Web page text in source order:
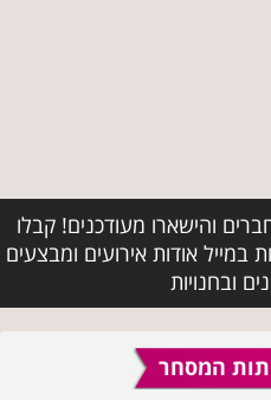
והישארו מעודכנים! קבלו
במייל אודות אירועים ומבצעים
ובחנויות
המסחר